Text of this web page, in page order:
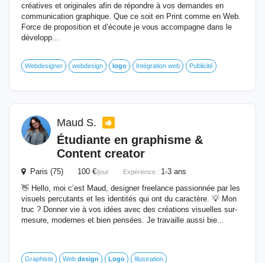
créatives et originales afin de répondre à vos demandes en
communication graphique. Que ce soit en Print comme en Web.
Force de proposition et d’écoute je vous accompagne dans le
développ...
Webdesigner webdesign logo Intégration web Publicité
Maud S.
Étudiante en graphisme &
Content creator
Paris (75) 100 €/jour Expérience : 1-3 ans
👋 Hello, moi c’est Maud, designer freelance passionnée par les
visuels percutants et les identités qui ont du caractère. 💡 Mon
truc ? Donner vie à vos idées avec des créations visuelles sur-
mesure, modernes et bien pensées. Je travaille aussi bie...
Graphiste Web design Logo Illustration